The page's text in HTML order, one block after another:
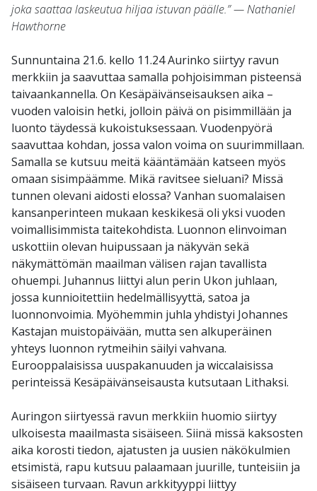
joka saattaa laskeutua hiljaa istuvan päälle.” — Nathaniel
Hawthorne
Sunnuntaina 21.6. kello 11.24 Aurinko siirtyy ravun
merkkiin ja saavuttaa samalla pohjoisimman pisteensä
taivaankannella. On Kesäpäivänseisauksen aika –
vuoden valoisin hetki, jolloin päivä on pisimmillään ja
luonto täydessä kukoistuksessaan. Vuodenpyörä
saavuttaa kohdan, jossa valon voima on suurimmillaan.
Samalla se kutsuu meitä kääntämään katseen myös
omaan sisimpäämme. Mikä ravitsee sieluani? Missä
tunnen olevani aidosti elossa? Vanhan suomalaisen
kansanperinteen mukaan keskikesä oli yksi vuoden
voimallisimmista taitekohdista. Luonnon elinvoiman
uskottiin olevan huipussaan ja näkyvän sekä
näkymättömän maailman välisen rajan tavallista
ohuempi. Juhannus liittyi alun perin Ukon juhlaan,
jossa kunnioitettiin hedelmällisyyttä, satoa ja
luonnonvoimia. Myöhemmin juhla yhdistyi Johannes
Kastajan muistopäivään, mutta sen alkuperäinen
yhteys luonnon rytmeihin säilyi vahvana.
Eurooppalaisissa uuspakanuuden ja wiccalaisissa
perinteissä Kesäpäivänseisausta kutsutaan Lithaksi.
Auringon siirtyessä ravun merkkiin huomio siirtyy
ulkoisesta maailmasta sisäiseen. Siinä missä kaksosten
aika korosti tiedon, ajatusten ja uusien näkökulmien
etsimistä, rapu kutsuu palaamaan juurille, tunteisiin ja
sisäiseen turvaan. Ravun arkkityyppi liittyy